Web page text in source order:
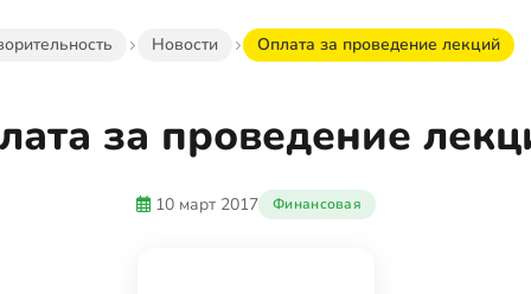
Новости Оплата за проведение лекций
за проведение
10 март 2017 Финансовая